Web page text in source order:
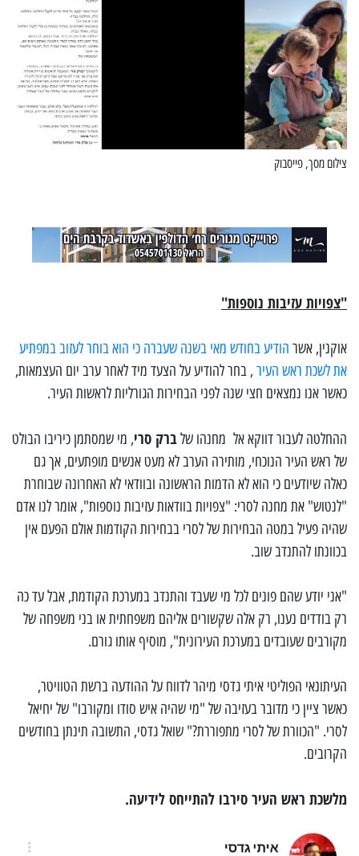
צילום מסך, פייסבוק
"צפויות עזיבות נוספות"
אוקנין, אשר הודיע בחודש מאי בשנה שעברה כי הוא בוחר לעזוב במפתיע
את לשכת ראש העיר, בחר להודיע על הצעד מיד לאחר ערב יום העצמאות,
כאשר אנו נמצאים חצי שנה לפני הבחירות הגורליות לראשות העיר.
ההחלטה לעבור דווקא אל מחנהו שלברק סרי, מי שמסתמן כיריבו הבולט
של ראש העיר הנוכחי, מותירה הערב לא מעט אנשים מופתעים, אך גם
כאלה שיודעים כי הוא לא הדמות הראשונה ובוודאי לא האחרונה שבוחרת
"לנטוש" את מחנה לסרי: "צפויות בוודאות עזיבות נוספות", אומר לנו אדם
שהיה פעיל במטה הבחירות של לסרי בבחירות הקודמות אולם הפעם אין
בכוונתו להתנדב שוב.
"אני יודע שהם פונים לכל מי שעבד והתנדב במערכת הקודמת, אבל עד כה
רק בודדים נענו, רק אלה שקשורים אליהם משפחתית או בני משפחה של
מקורבים שעובדים במערכת העירונית", מוסיף אותו גורם.
העיתונאי הפוליטי איתי גדסי מיהר לדווח על ההודעה ברשת הטוויטר,
כאשר ציין כי מדובר בעזיבה של "מי שהיה איש סודו ומקורבו" של יחיאל
לסרי. "הכוורת של לסרי מתפוררת?" שואל גדסי, התשובה תינתן בחודשים
הקרובים.
מלשכת ראש העיר סירבו להתייחס לידיעה.